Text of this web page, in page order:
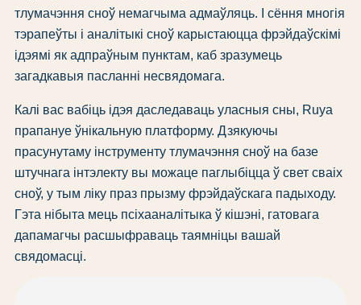
тлумачэння сноў немагчыма адмаўляць. І сёння многія
тэрапеўты і аналітыкі сноў карыстаюцца фрэйдаўскімі
ідэямі як адпраўным пунктам, каб зразумець
загадкавыя пасланні несвядомага.
Калі вас вабіць ідэя даследаваць уласныя сны, Ruya
прапануе ўнікальную платформу. Дзякуючы
прасунутаму інструменту тлумачэння сноў на базе
штучнага інтэлекту вы можаце паглыбіцца ў свет сваіх
сноў, у тым ліку праз прызму фрэйдаўскага падыходу.
Гэта нібыта мець псіхааналітыка ў кішэні, гатовага
дапамагчы расшыфраваць таямніцы вашай
свядомасці.